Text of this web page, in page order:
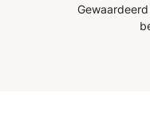
Gewaardeerd